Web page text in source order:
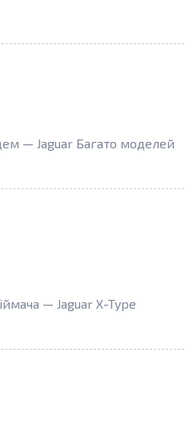
— Jaguar Багато моделей
— Jaguar X-Type